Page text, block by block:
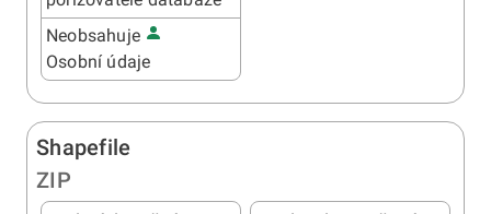
Neobsahuje
Osobní údaje
Shapefile
ZIP